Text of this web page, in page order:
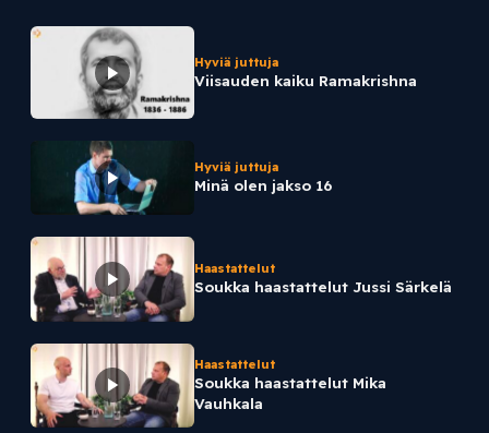
Hyviä juttuja
Viisauden kaiku Ramakrishna
Hyviä juttuja
Minä olen jakso 16
Haastattelut
Soukka haastattelut Jussi Särkelä
Haastattelut
Soukka haastattelut Mika
Vauhkala